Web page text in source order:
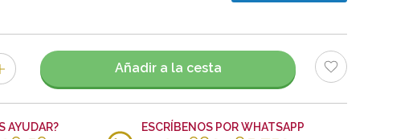
Añadir a la cesta
AYUDAR? ESCRÍBENOS POR WHATSAPP